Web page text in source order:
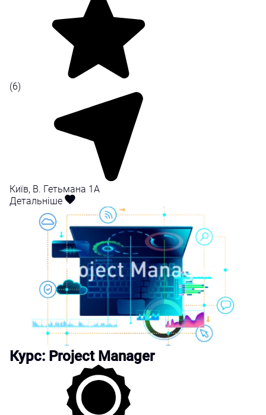
(6)
Київ, В. Гетьмана 1A
Детальніше
Курс: Project Manager